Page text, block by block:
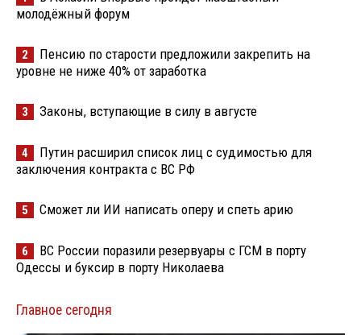
молодёжный форум
2
Пенсию по старости предложили закрепить на
уровне не ниже 40% от заработка
3 Законы, вступающие в силу в августе
4
Путин расширил список лиц с судимостью для
заключения контракта с ВС РФ
5 Сможет ли ИИ написать оперу и спеть арию
6
ВС России поразили резервуары с ГСМ в порту
Одессы и буксир в порту Николаева
Главное сегодня